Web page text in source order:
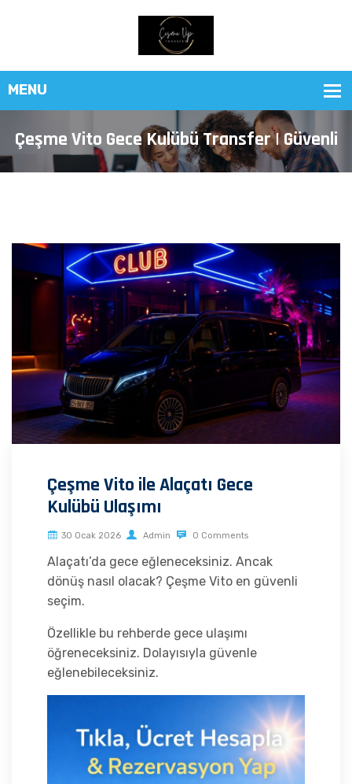
Çeşme Vito Gece Kulübü Transfer | Güvenli
Çeşme Vito ile Alaçatı Gece
Kulübü Ulaşımı
30 Ocak 2026 Admin 0 Comments
Alaçatı’da gece eğleneceksiniz. Ancak
dönüş nasıl olacak? Çeşme Vito en güvenli
seçim.
Özellikle bu rehberde gece ulaşımı
öğreneceksiniz. Dolayısıyla güvenle
eğlenebileceksiniz.